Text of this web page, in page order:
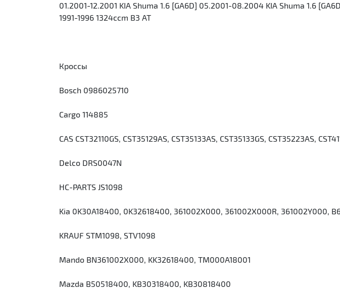
01.2001-12.2001 KIA Shuma 1.6 [GA6D] 05.2001-08.2004 KIA Shuma 1.6
1991-1996 1324ccm B3 AT
Кроссы
Bosch 0986025710
Cargo 114885
CAS CST32110GS, CST35129AS, CST35133AS, CST35133GS, CST35223AS,
Delco DRS0047N
HC-PARTS JS1098
Kia 0K30A18400, 0K32618400, 361002X000, 361002X000R, 361002Y000,
KRAUF STM1098, STV1098
Mando BN361002X000, KK32618400, TM000A18001
Mazda B50518400, KB30318400, KB30818400